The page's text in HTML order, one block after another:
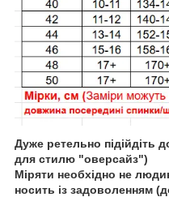
Дуже ретельно підійдіть
для стилю "оверсайз")
Міряти необхідно не
носить із задоволенням